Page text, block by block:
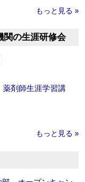
もっと見る »
関の生涯研修会
剤師生涯学習講
もっと見る »